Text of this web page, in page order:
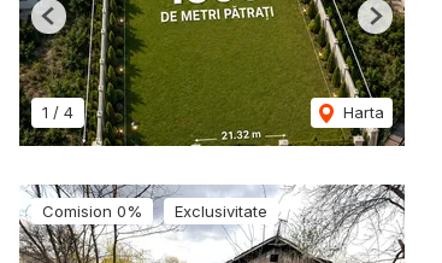
1 / 4 Harta
Previous Next
Comision 0% Exclusivitate